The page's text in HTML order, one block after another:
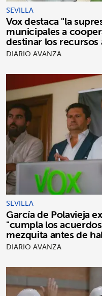
SEVILLA
Vox destaca "la
municipales a
destinar los recursos
sevillanos"
DIARIO AVANZA
SEVILLA
García de Polavieja
"cumpla los
mezquita antes de
DIARIO AVANZA